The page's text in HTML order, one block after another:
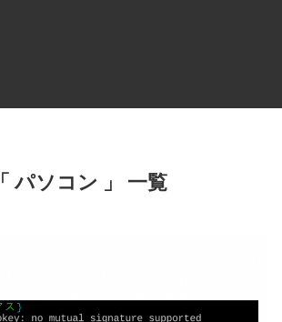
「 パソコン 」 一覧